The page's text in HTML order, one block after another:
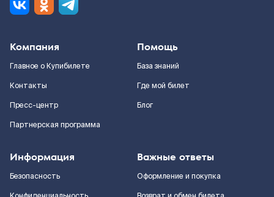
Компания
Главное о Купибилете
Контакты
Пресс-центр
Партнерская программа
Помощь
База знаний
Где мой билет
Блог
Информация
Безопасность
Важные ответы
Оформление и покупка